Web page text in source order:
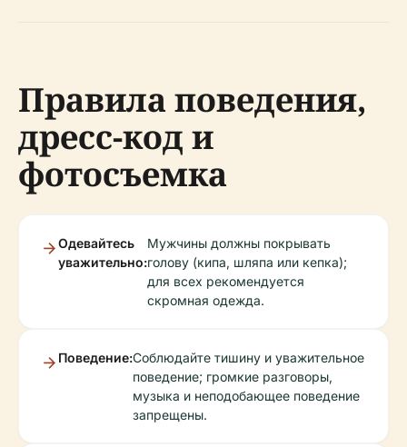
Правила поведения,
дресс-код и
фотосъемка
Одевайтесь
уважительно:
Мужчины должны покрывать
голову (кипа, шляпа или кепка);
для всех рекомендуется
скромная одежда.
Поведение:Соблюдайте тишину и уважительное
поведение; громкие разговоры,
музыка и неподобающее поведение
запрещены.